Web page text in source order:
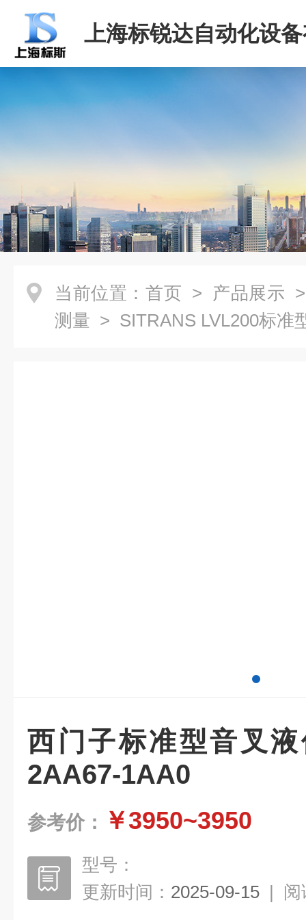
上海标锐达自动化设
司
当前位置： 首页 > 产品展示
测量 > SITRANS LVL200标准
西门子标准型音叉液
2AA67-1AA0
参考价： ￥3950~3950
型号：
更新时间： 2025-09-15 | 阅